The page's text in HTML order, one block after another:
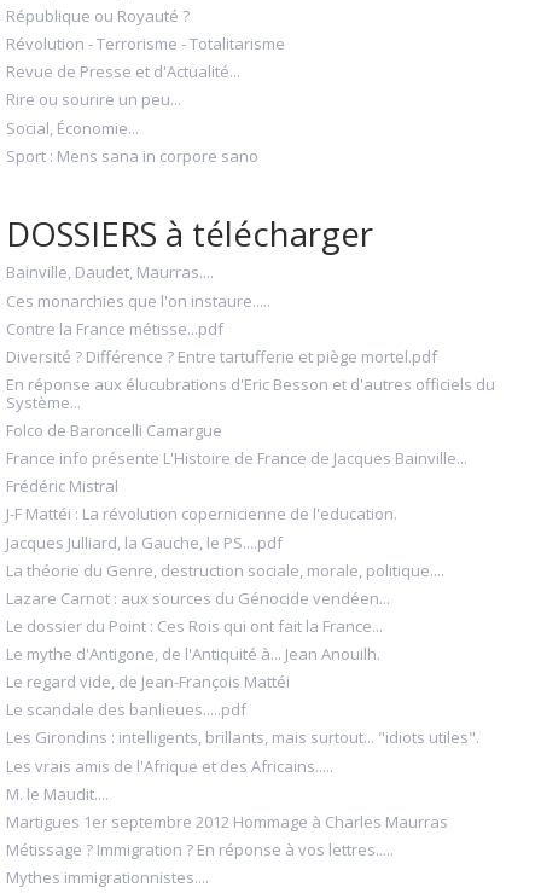
République ou Royauté ?
Révolution - Terrorisme - Totalitarisme
Revue de Presse et d'Actualité...
Rire ou sourire un peu...
Social, Économie...
Sport : Mens sana in corpore sano
DOSSIERS à télécharger
Bainville, Daudet, Maurras....
Ces monarchies que l'on instaure.....
Contre la France métisse...pdf
Diversité ? Différence ? Entre tartufferie et piège mortel.pdf
En réponse aux élucubrations d'Eric Besson et d'autres officiels du
Système...
Folco de Baroncelli Camargue
France info présente L'Histoire de France de Jacques Bainville...
Frédéric Mistral
J-F Mattéi : La révolution copernicienne de l'education.
Jacques Julliard, la Gauche, le PS....pdf
La théorie du Genre, destruction sociale, morale, politique....
Lazare Carnot : aux sources du Génocide vendéen...
Le dossier du Point : Ces Rois qui ont fait la France...
Le mythe d'Antigone, de l'Antiquité à... Jean Anouilh.
Le regard vide, de Jean-François Mattéi
Le scandale des banlieues.....pdf
Les Girondins : intelligents, brillants, mais surtout... "idiots utiles".
Les vrais amis de l'Afrique et des Africains.....
M. le Maudit....
Martigues 1er septembre 2012 Hommage à Charles Maurras
Métissage ? Immigration ? En réponse à vos lettres.....
Mythes immigrationnistes....